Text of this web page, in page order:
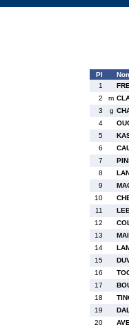
Pl
1
2
m
3
g
4
5
6
7
8
9
10
11
12
13
14
15
16
17
18
19
20